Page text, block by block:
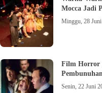
Mocca Jadi
Minggu, 28
Film Horror
Senin, 22 Juni